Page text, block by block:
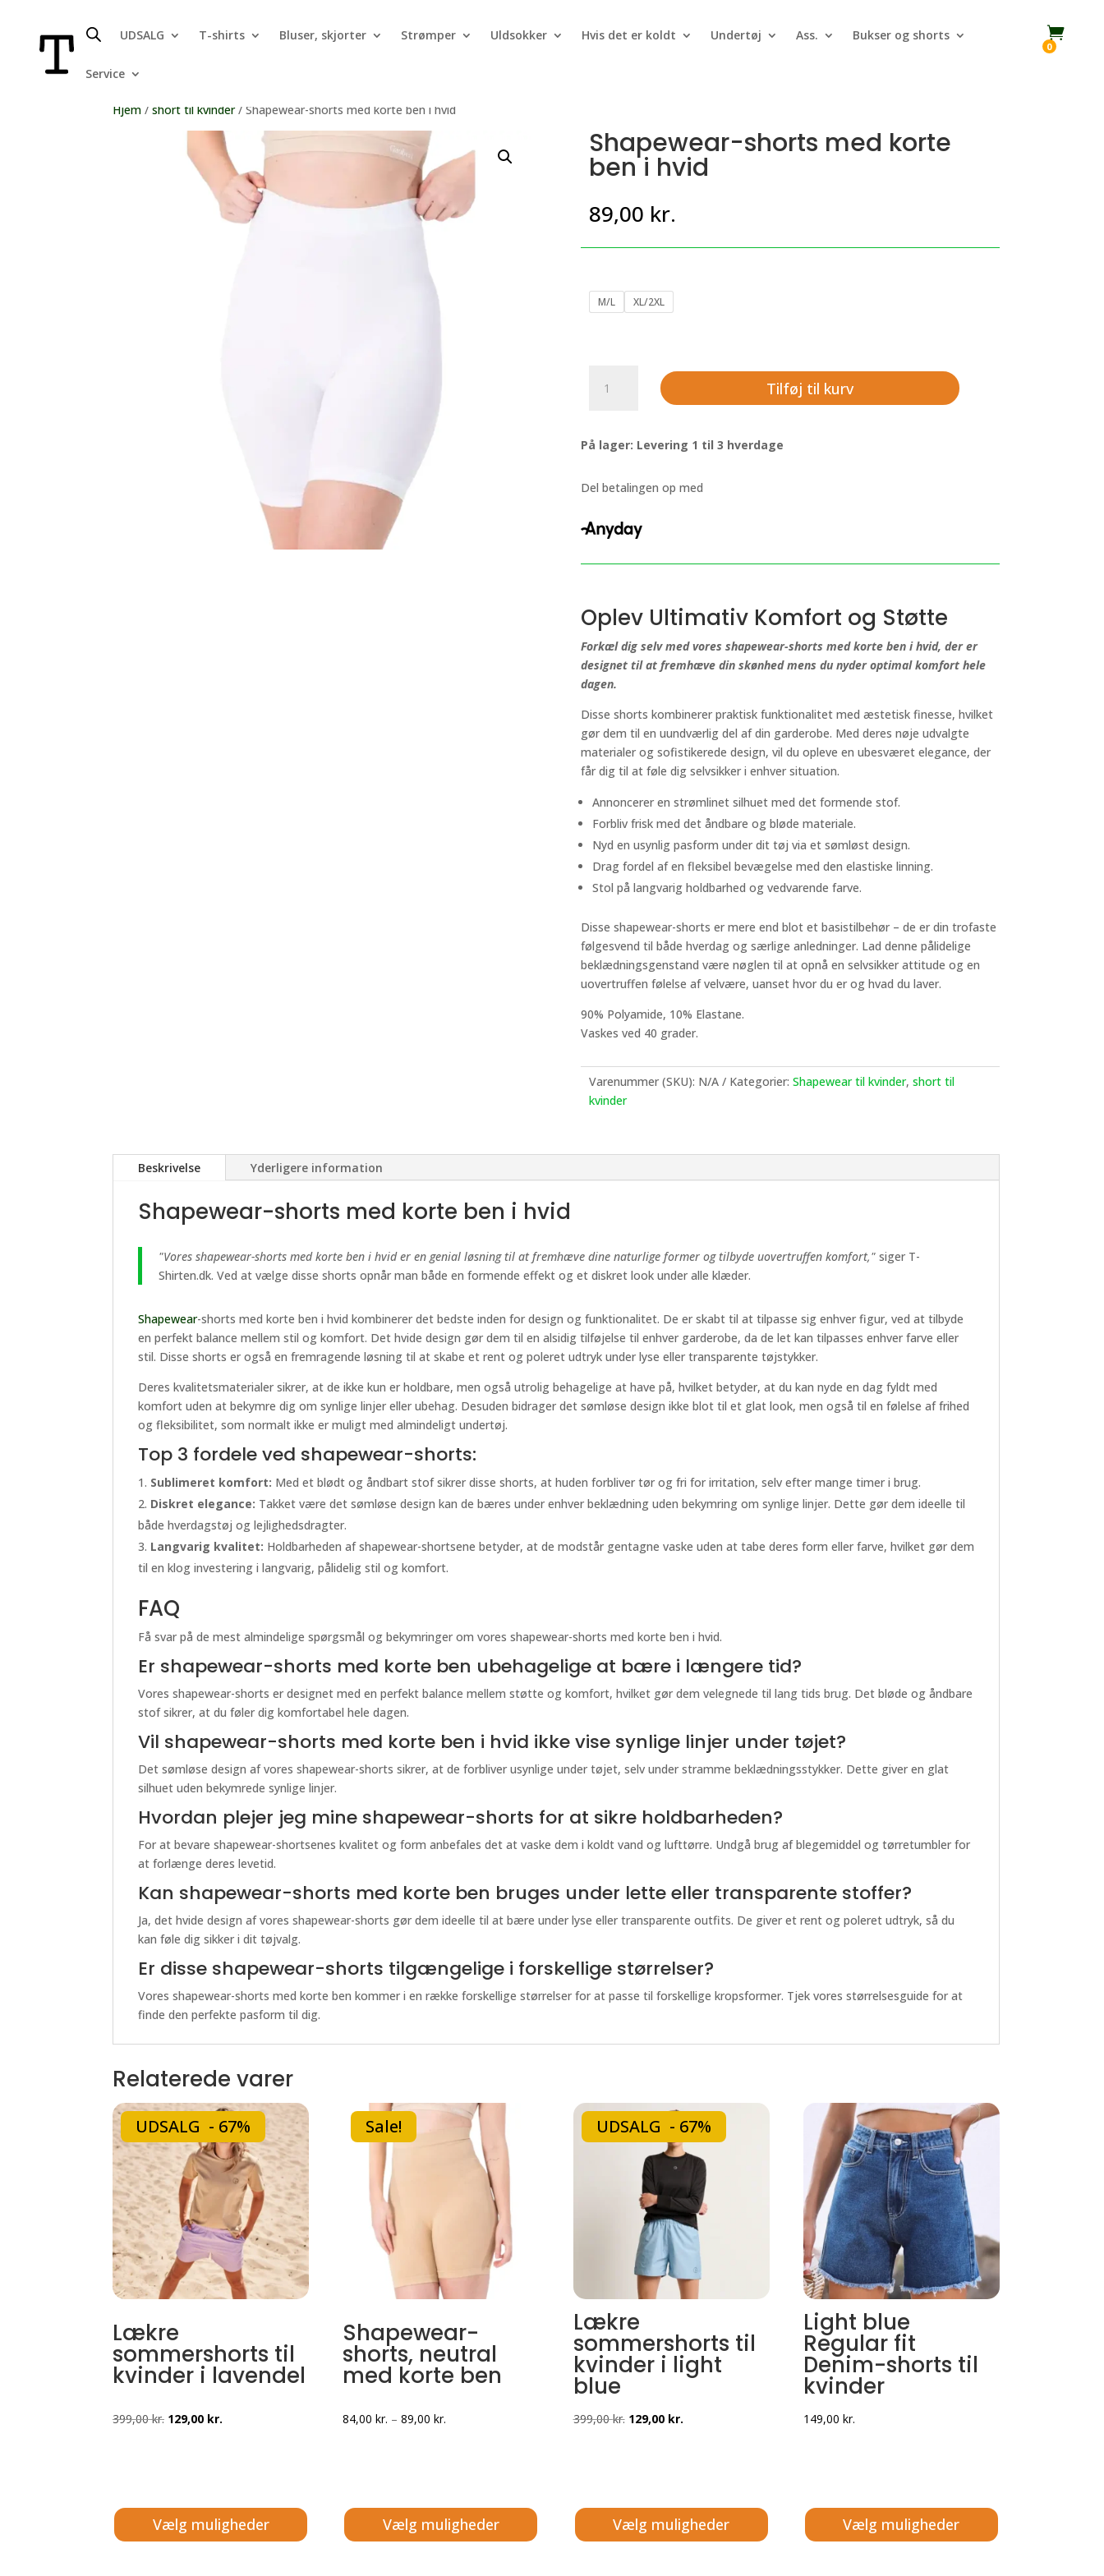
UDSALG T-shirts Bluser, skjorter Strømper Uldsokker Hvis det er koldt Undertøj Ass. Bukser og shorts
Service

0
Hjem / short til kvinder/ Shapewear-shorts med korte ben i hvid
Shapewear-shorts med korte
ben i hvid
89,00 kr.
M/L XL/2XL
shorts
ben
hvid
Tilføj til kurv
På lager: Levering 1 til 3 hverdage
Del betalingen op med
Oplev Ultimativ Komfort og Støtte
Forkæl dig selv med vores shapewear-shorts med korte ben i hvid, der er
designet til at fremhæve din skønhed mens du nyder optimal komfort hele
dagen.
Disse shorts kombinerer praktisk funktionalitet med æstetisk finesse, hvilket
gør dem til en uundværlig del af din garderobe. Med deres nøje udvalgte
materialer og sofistikerede design, vil du opleve en ubesværet elegance, der
får dig til at føle dig selvsikker i enhver situation.
Annoncerer en strømlinet silhuet med det formende stof.
Forbliv frisk med det åndbare og bløde materiale.
Nyd en usynlig pasform under dit tøj via et sømløst design.
Drag fordel af en fleksibel bevægelse med den elastiske linning.
Stol på langvarig holdbarhed og vedvarende farve.
Disse shapewear-shorts er mere end blot et basistilbehør – de er din trofaste
følgesvend til både hverdag og særlige anledninger. Lad denne pålidelige
beklædningsgenstand være nøglen til at opnå en selvsikker attitude og en
uovertruffen følelse af velvære, uanset hvor du er og hvad du laver.
90% Polyamide, 10% Elastane.
Vaskes ved 40 grader.
Varenummer (SKU): N/A Kategorier: Shapewear til kvinder, short til
kvinder
Beskrivelse Yderligere information
Shapewear-shorts med korte ben i hvid
"Vores shapewear-shorts med korte ben i hvid er en genial løsning til at fremhæve dine naturlige former og tilbyde uovertruffen komfort," siger T-
Shirten.dk. Ved at vælge disse shorts opnår man både en formende effekt og et diskret look under alle klæder.
Shapewear-shorts med korte ben i hvid kombinerer det bedste inden for design og funktionalitet. De er skabt til at tilpasse sig enhver figur, ved at tilbyde
en perfekt balance mellem stil og komfort. Det hvide design gør dem til en alsidig tilføjelse til enhver garderobe, da de let kan tilpasses enhver farve eller
stil. Disse shorts er også en fremragende løsning til at skabe et rent og poleret udtryk under lyse eller transparente tøjstykker.
Deres kvalitetsmaterialer sikrer, at de ikke kun er holdbare, men også utrolig behagelige at have på, hvilket betyder, at du kan nyde en dag fyldt med
komfort uden at bekymre dig om synlige linjer eller ubehag. Desuden bidrager det sømløse design ikke blot til et glat look, men også til en følelse af frihed
og fleksibilitet, som normalt ikke er muligt med almindeligt undertøj.
Top 3 fordele ved shapewear-shorts:
Sublimeret komfort: Med et blødt og åndbart stof sikrer disse shorts, at huden forbliver tør og fri for irritation, selv efter mange timer i brug.
Diskret elegance: Takket være det sømløse design kan de bæres under enhver beklædning uden bekymring om synlige linjer. Dette gør dem ideelle til
både hverdagstøj og lejlighedsdragter.
Langvarig kvalitet: Holdbarheden af shapewear-shortsene betyder, at de modstår gentagne vaske uden at tabe deres form eller farve, hvilket gør dem
til en klog investering i langvarig, pålidelig stil og komfort.
FAQ
Få svar på de mest almindelige spørgsmål og bekymringer om vores shapewear-shorts med korte ben i hvid.
Er shapewear-shorts med korte ben ubehagelige at bære i længere tid?
Vores shapewear-shorts er designet med en perfekt balance mellem støtte og komfort, hvilket gør dem velegnede til lang tids brug. Det bløde og åndbare
stof sikrer, at du føler dig komfortabel hele dagen.
Vil shapewear-shorts med korte ben i hvid ikke vise synlige linjer under tøjet?
Det sømløse design af vores shapewear-shorts sikrer, at de forbliver usynlige under tøjet, selv under stramme beklædningsstykker. Dette giver en glat
silhuet uden bekymrede synlige linjer.
Hvordan plejer jeg mine shapewear-shorts for at sikre holdbarheden?
For at bevare shapewear-shortsenes kvalitet og form anbefales det at vaske dem i koldt vand og lufttørre. Undgå brug af blegemiddel og tørretumbler for
at forlænge deres levetid.
Kan shapewear-shorts med korte ben bruges under lette eller transparente stoffer?
Ja, det hvide design af vores shapewear-shorts gør dem ideelle til at bære under lyse eller transparente outfits. De giver et rent og poleret udtryk, så du
kan føle dig sikker i dit tøjvalg.
Er disse shapewear-shorts tilgængelige i forskellige størrelser?
Vores shapewear-shorts med korte ben kommer i en række forskellige størrelser for at passe til forskellige kropsformer. Tjek vores størrelsesguide for at
finde den perfekte pasform til dig.
Relaterede varer
UDSALG - 67%
Lækre
sommershorts til
kvinder i lavendel
399,00kr. Den
129,00 kr.
Vælg muligheder
Sale!
Shapewear-
shorts, neutral
med korte ben
84,00kr. – 89,00kr.
Vælg muligheder
UDSALG - 67%
Lækre
sommershorts til
kvinder i light
blue
399,00kr. Den
129,00 kr.Den
Vælg muligheder
Light blue
Regular fit
Denim-shorts til
kvinder
149,00 kr.
Vælg muligheder